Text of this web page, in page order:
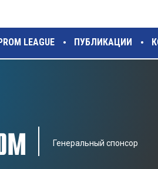
LEAGUE ПУБЛИКАЦИИ
Генеральный спонсор